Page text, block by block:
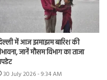
में आज झमाझम बारिश की
जानें मौसम विभाग का ताजा
30 July 2026 - 9:34 AM